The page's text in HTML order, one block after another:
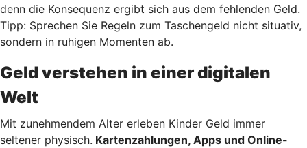
denn die Konsequenz ergibt sich aus dem fehlenden Geld.
Tipp: Sprechen Sie Regeln zum Taschengeld nicht situativ,
sondern in ruhigen Momenten ab.
Geld verstehen in einer digitalen
Welt
Mit zunehmendem Alter erleben Kinder Geld immer
seltener physisch. Kartenzahlungen, Apps und Online-